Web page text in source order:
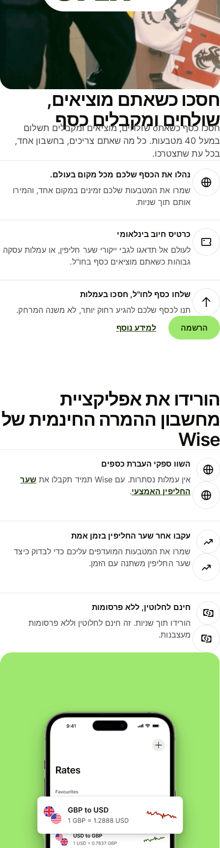
כשאתם מוציאים,
ומקבלים כסף
חסכו כסף כשאתo שולחים, מוציאים ומקבלים תשלום
במעל 40 מטבעות. כל מה שאתם צריכים, בחשבון אחד,
עת שתצטרכו.
נהלו את הכסף שלכם מכל מקום בעולם.
שמרו את המטבעות שלכם זמינים במקום אחד, והמירו
אותם תוך שניות.
כרטיס חיוב בינלאומי
לעולם אל תדאגו לגבי ייקורי שער חליפין, או עמלות עסקה
גבוהות כשאתם מוציאים כסף בחו"ל.
שלחו כסף לחו"ל, חסכו בעמלות
תנו לכסף שלכם להגיע רחוק יותר, לא משנה המרחק.
הרשמה
למידע נוסף
את אפליקציית
ההמרה החינמית של
השוו ספקי העברת כספים
אין עמלות נסתרות. עם Wise תמיד תקבלו את
שער
החליפין האמצעי.
עקבו אחר שער החליפין בזמן אמת
שמרו את המטבעות המועדפים עליכם כדי לבדוק כיצד
שער החליפין משתנה עם הזמן.
חינם לחלוטין, ללא פרסומות
הורידו תוך שניות. זה חינם לחלוטין וללא פרסומות
מעצבנות.